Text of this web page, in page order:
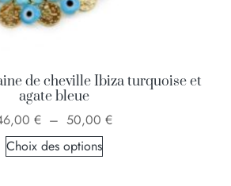
de cheville Ibiza turquoise et
agate bleue
€ – 50,00 €
Choix des options